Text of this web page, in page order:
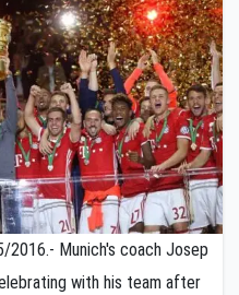
2016.- Munich's coach Josep
with his team after